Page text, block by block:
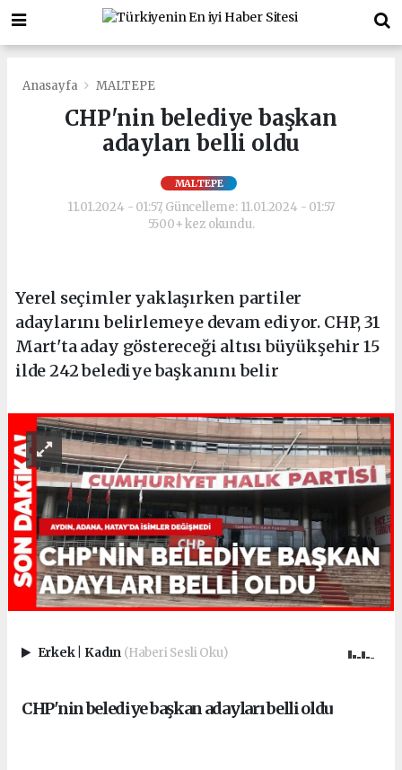
Anasayfa MALTEPE
CHP'nin belediye başkan
adayları belli oldu
MALTEPE
11.01.2024 - 01:57, Güncelleme: 11.01.2024 - 01:57
5500+ kez okundu.
Yerel seçimler yaklaşırken partiler
adaylarını belirlemeye devam ediyor. CHP, 31
Mart'ta aday göstereceği altısı büyükşehir 15
ilde 242 belediye başkanını belir
Erkek Kadın (Haberi Sesli Oku)
CHP'nin belediye başkan adayları belli oldu